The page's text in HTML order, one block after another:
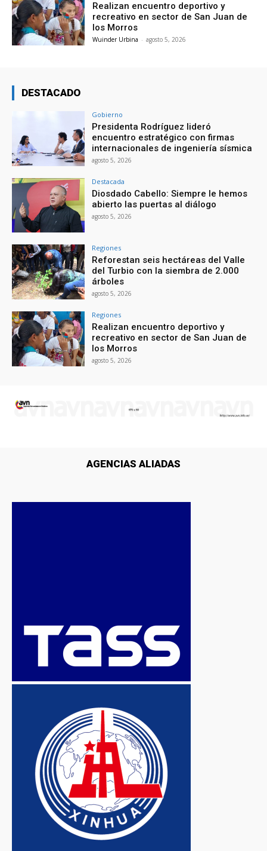
Realizan encuentro deportivo y
recreativo en sector de San Juan de
los Morros
Wuinder Urbina - agosto 5, 2026
DESTACADO
Gobierno
Presidenta Rodríguez lideró
encuentro estratégico con firmas
internacionales de ingeniería sísmica
agosto 5, 2026
Destacada
Diosdado Cabello: Siempre le hemos
abierto las puertas al diálogo
agosto 5, 2026
Regiones
Reforestan seis hectáreas del Valle
del Turbio con la siembra de 2.000
árboles
agosto 5, 2026
Regiones
Realizan encuentro deportivo y
recreativo en sector de San Juan de
los Morros
agosto 5, 2026
AGENCIAS ALIADAS